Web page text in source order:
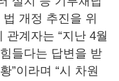
개정 추진을 위
계자는 “지난 4월
들다는 답변을 받
”이라며 “시 차원